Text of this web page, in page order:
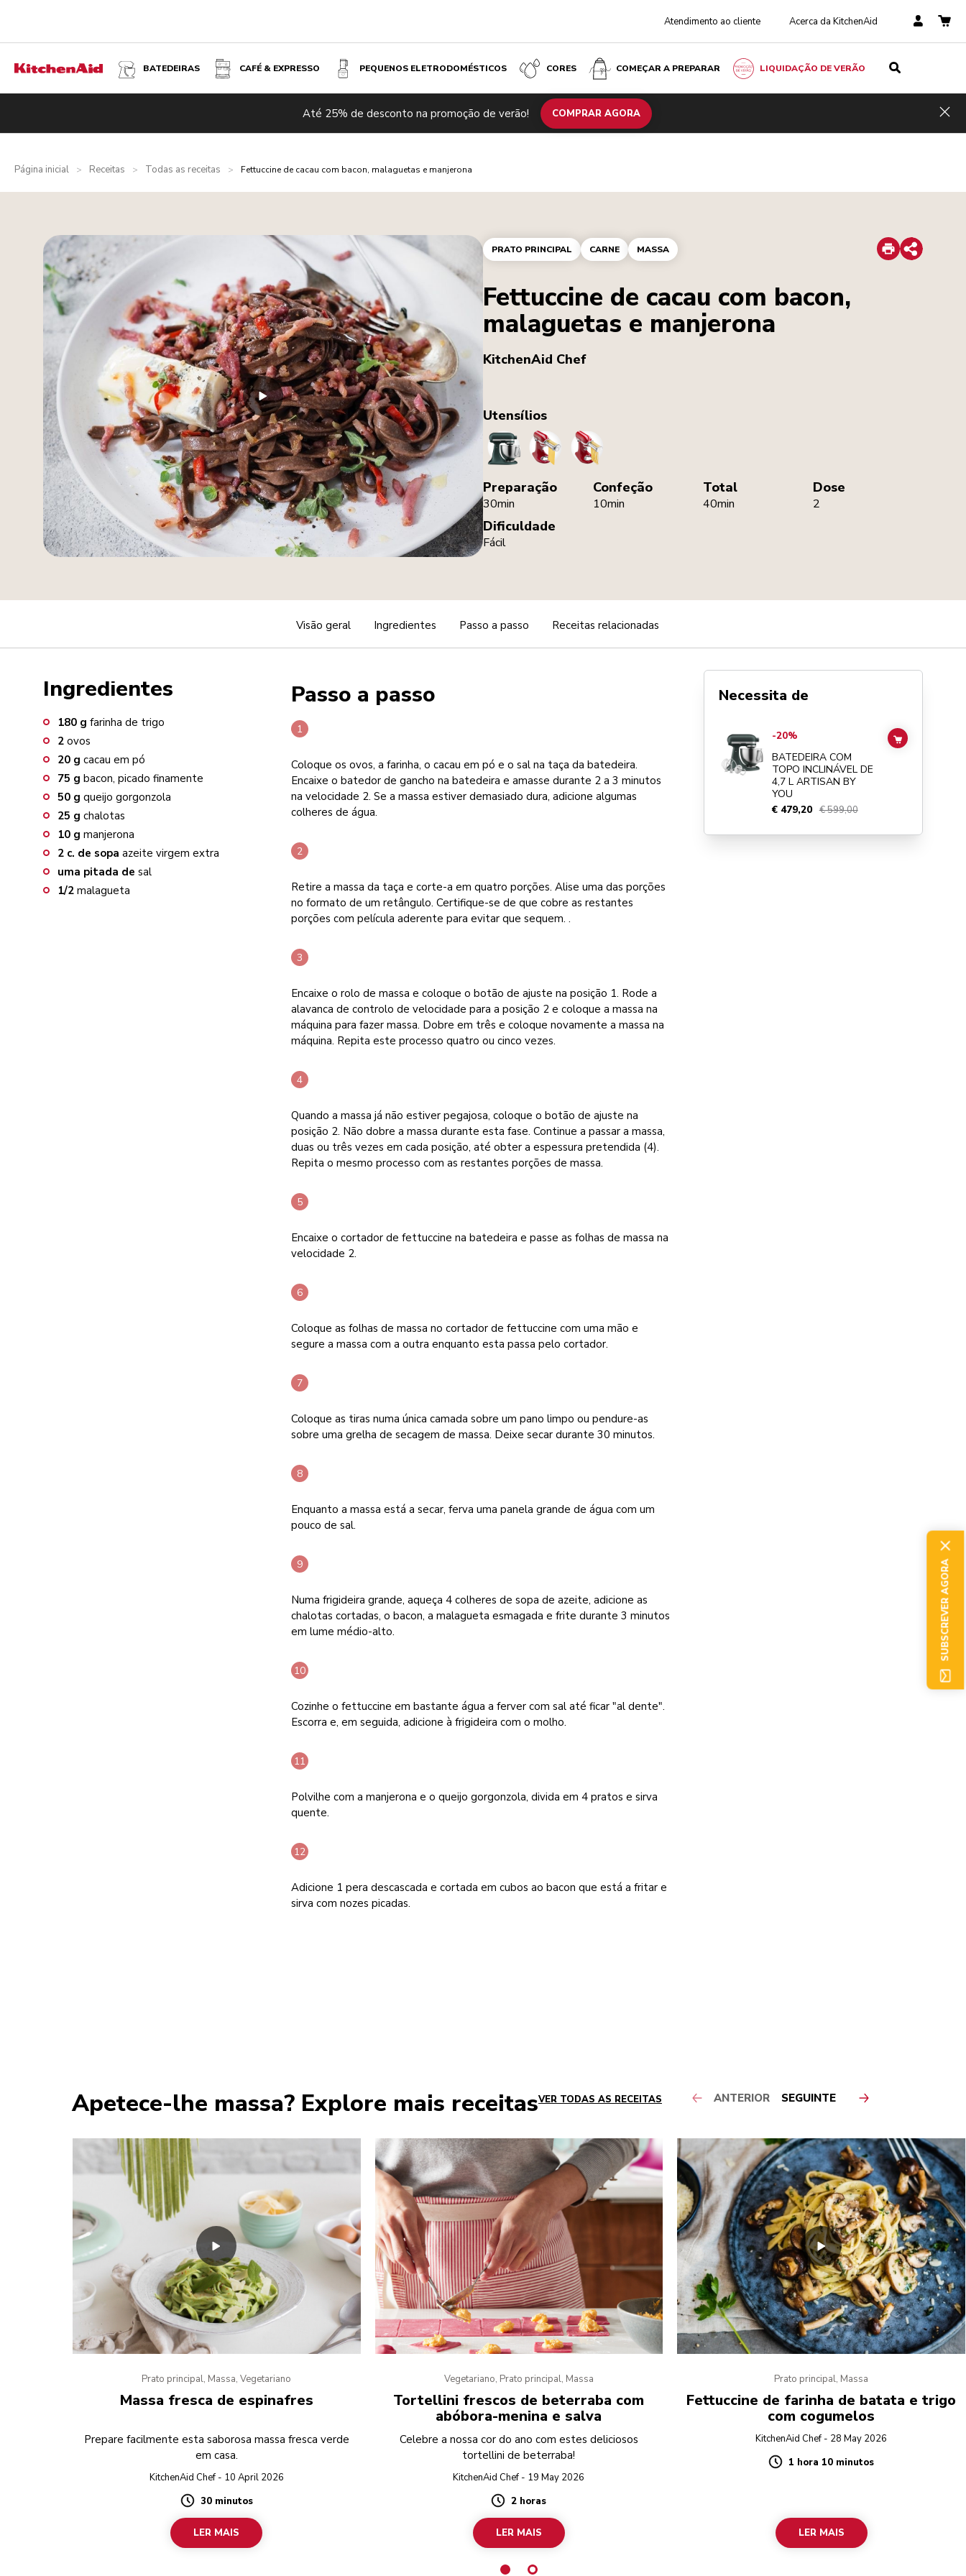
Atendimento ao cliente Acerca da KitchenAid
BATEDEIRAS CAFÉ & EXPRESSO PEQUENOS ELETRODOMÉSTICOS CORES COMEÇAR A PREPARAR LIQUIDAÇÃO DE VERÃO
Até 25% de desconto na promoção de verão! COMPRAR AGORA
Página inicial > Receitas > Todas as receitas > Fettuccine de cacau com bacon, malaguetas e manjerona
PRATO PRINCIPAL CARNE MASSA Print
Share
Fettuccine de cacau com bacon,
malaguetas e manjerona
KitchenAid Chef
Utensílios
StandMixerPastaRollerPastaCutters
Preparação
30min
Confeção
10min
Total
40min
Dose
2
Dificuldade
Fácil
Visão geral Ingredientes Passo a passo Receitas relacionadas
Ingredientes
180 g farinha de trigo
2 ovos
20 g cacau em pó
75 g bacon, picado finamente
50 g queijo gorgonzola
25 g chalotas
10 g manjerona
2 c. de sopa azeite virgem extra
uma pitada de sal
1/2 malagueta
Passo a passo
Coloque os ovos, a farinha, o cacau em pó e o sal na taça da batedeira.
Encaixe o batedor de gancho na batedeira e amasse durante 2 a 3 minutos
na velocidade 2. Se a massa estiver demasiado dura, adicione algumas
colheres de água.
Retire a massa da taça e corte-a em quatro porções. Alise uma das porções
no formato de um retângulo. Certifique-se de que cobre as restantes
porções com película aderente para evitar que sequem. .
Encaixe o rolo de massa e coloque o botão de ajuste na posição 1. Rode a
alavanca de controlo de velocidade para a posição 2 e coloque a massa na
máquina para fazer massa. Dobre em três e coloque novamente a massa na
máquina. Repita este processo quatro ou cinco vezes.
Quando a massa já não estiver pegajosa, coloque o botão de ajuste na
posição 2. Não dobre a massa durante esta fase. Continue a passar a massa,
duas ou três vezes em cada posição, até obter a espessura pretendida (4).
Repita o mesmo processo com as restantes porções de massa.
Encaixe o cortador de fettuccine na batedeira e passe as folhas de massa na
velocidade 2.
Coloque as folhas de massa no cortador de fettuccine com uma mão e
segure a massa com a outra enquanto esta passa pelo cortador.
Coloque as tiras numa única camada sobre um pano limpo ou pendure-as
sobre uma grelha de secagem de massa. Deixe secar durante 30 minutos.
Enquanto a massa está a secar, ferva uma panela grande de água com um
pouco de sal.
Numa frigideira grande, aqueça 4 colheres de sopa de azeite, adicione as
chalotas cortadas, o bacon, a malagueta esmagada e frite durante 3 minutos
em lume médio-alto.
Cozinhe o fettuccine em bastante água a ferver com sal até ficar "al dente".
Escorra e, em seguida, adicione à frigideira com o molho.
Polvilhe com a manjerona e o queijo gorgonzola, divida em 4 pratos e sirva
quente.
Adicione 1 pera descascada e cortada em cubos ao bacon que está a fritar e
sirva com nozes picadas.
Necessita de
Go toBATEDEIRA COM TOPO INCLINÁVEL DE 4,7 L
-20%
BATEDEIRA COM
TOPO INCLINÁVEL DE
4,7 L ARTISAN BY
YOU
€ 479,20 € 599,00
ADD TO CART
Apetece-lhe massa? Explore mais receitasVER TODAS AS RECEITAS ANTERIOR SEGUINTE
Prato principal, Massa, Vegetariano
Massa fresca de espinafres
Prepare facilmente esta saborosa massa fresca verde
em casa.
KitchenAid Chef - 10 April 2026
Duration
30 minutos
LER MAIS
Vegetariano, Prato principal, Massa
Tortellini frescos de beterraba com
abóbora-menina e salva
Celebre a nossa cor do ano com estes deliciosos
tortellini de beterraba!
KitchenAid Chef - 19 May 2026
Duration
2 horas
LER MAIS
Prato principal, Massa
Fettuccine de farinha de batata e trigo
com cogumelos
KitchenAid Chef - 28 May 2026
Duration
1 hora 10 minutos
LER MAIS
SUBSCREVER AGORA